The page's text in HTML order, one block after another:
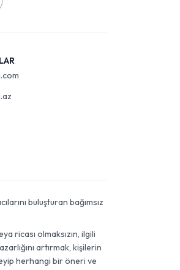
buluşturan bağımsız
ricası olmaksızın, ilgili
artırmak, kişilerin
herhangi bir öneri ve